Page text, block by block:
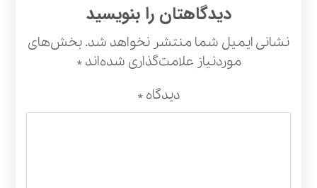
دیدگاهتان را بنویسید
نشانی ایمیل شما منتشر نخواهد شد.بخش‌های
موردنیاز علامت‌گذاری شده‌اند*
دیدگاه*